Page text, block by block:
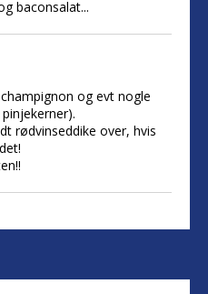
baconsalat...
og evt nogle
rødvinseddike over, hvis